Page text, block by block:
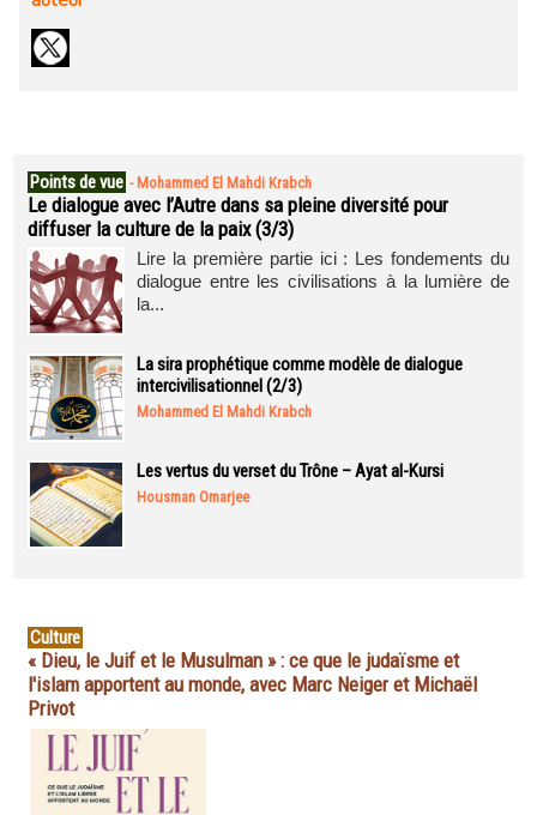
Points de vue - Mohammed El Mahdi Krabch
Le dialogue avec l’Autre dans sa pleine diversité pour
diffuser la culture de la paix (3/3)
Lire la première partie ici : Les fondements du
dialogue entre les civilisations à la lumière de
la...
La sira prophétique comme modèle de dialogue
intercivilisationnel (2/3)
Mohammed El Mahdi Krabch
Les vertus du verset du Trône – Ayat al-Kursi
Housman Omarjee
Culture
« Dieu, le Juif et le Musulman » : ce que le judaïsme et
l'islam apportent au monde, avec Marc Neiger et Michaël
Privot